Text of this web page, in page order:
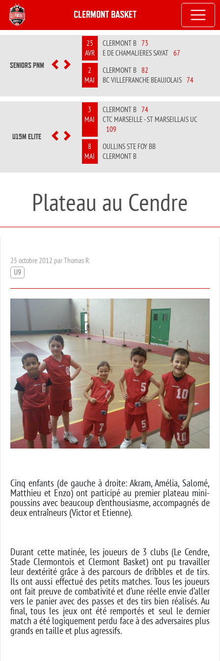
CLERMONT BASKET
SENIORS PNM PREVIOUS
NEXT
25
AVR
CLERMONT B 73
E DE CHAMALIERES SAYAT 67
2
MAI
CLERMONT B 82
BC VILLEFRANCHE BEAUJOLAIS 74
U15M ELITE PREVIOUS
NEXT
3
MAI
CLERMONT B 74
CTC MARSEILLE - ST MARSEILLAIS UC
109
8
MAI
OULLINS STE FOY BB
CLERMONT B
Plateau au Cendre
25 octobre 2012 par Thomas R.
U9
Cinq enfants (de gauche à droite: Akram, Amélia, Salomé,
Matthieu et Enzo) ont participé au premier plateau mini-
poussins avec beaucoup d’enthousiasme, accompagnés de
deux entraîneurs (Victor et Etienne).
Durant cette matinée, les joueurs de 3 clubs (Le Cendre,
Stade Clermontois et Clermont Basket) ont pu travailler
leur dextérité grâce à des parcours de dribbles et de tirs.
Ils ont aussi effectué des petits matches. Tous les joueurs
ont fait preuve de combativité et d’une réelle envie d’aller
vers le panier avec des passes et des tirs bien réalisés. Au
final, tous les jeux ont été remportés et seul le dernier
match a été logiquement perdu face à des adversaires plus
grands en taille et plus agressifs.